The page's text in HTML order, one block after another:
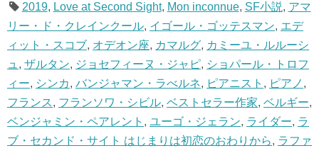
2019, Love at Second Sight, Mon inconnue, SF小説, アマ
リー・ド・クレインクール, イゴール・ゴッテスマン, エデ
ィット・スコブ, オデオン座, カマルグ, カミーユ・ルルーシ
ュ , ザルタン, ジョセフィーヌ・ジャピ, ショパール・トロフ
ィー, シンカ, バンジャマン・ラべルネ, ピアニスト , ピアノ ,
フランス, フランソワ・シビル, ベストセラー作家, ベルギー,
ベンジャミン・ペアレント , ユーゴ・ジェラン, ライダー, ラ
ブ・セカンド・サイト はじまりは初恋のおわりから, ラファ